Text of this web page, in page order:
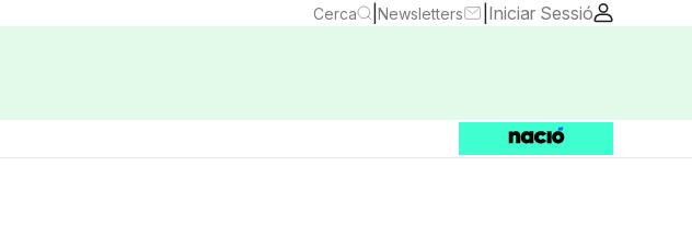
Cerca Newsletters Iniciar Sessió